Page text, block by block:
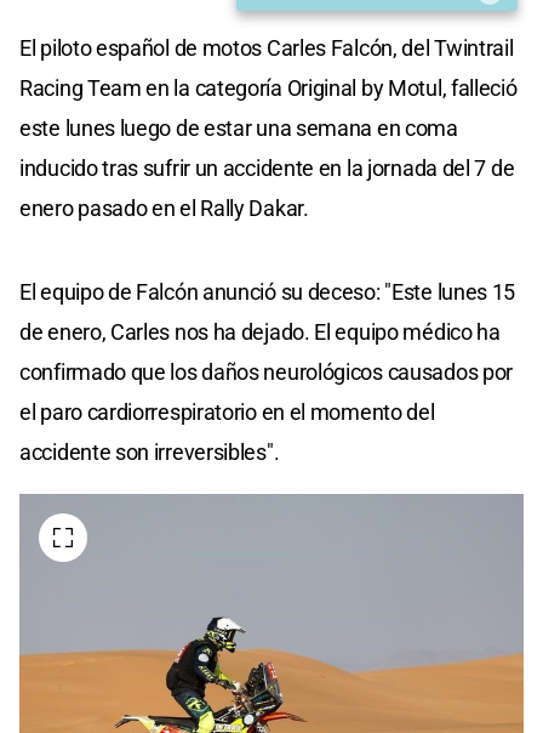
El piloto español de motos Carles Falcón, del Twintrail
Racing Team en la categoría Original by Motul, falleció
este lunes luego de estar una semana en coma
inducido tras sufrir un accidente en la jornada del 7 de
enero pasado en el Rally Dakar.
El equipo de Falcón anunció su deceso: "Este lunes 15
de enero, Carles nos ha dejado. El equipo médico ha
confirmado que los daños neurológicos causados por
el paro cardiorrespiratorio en el momento del
accidente son irreversibles".